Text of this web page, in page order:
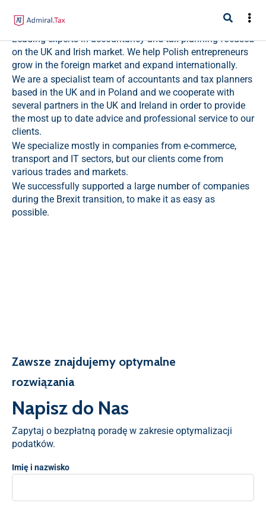
About us
Leading experts in accountancy and tax planning focused
on the UK and Irish market. We help Polish entrepreneurs
grow in the foreign market and expand internationally.
We are a specialist team of accountants and tax planners
based in the UK and in Poland and we cooperate with
several partners in the UK and Ireland in order to provide
the most up to date advice and professional service to our
clients.
We specialize mostly in companies from e-commerce,
transport and IT sectors, but our clients come from
various trades and markets.
We successfully supported a large number of companies
during the Brexit transition, to make it as easy as
possible.
Zawsze znajdujemy optymalne
rozwiązania
Napisz do Nas
Zapytaj o bezpłatną poradę w zakresie optymalizacji
podatków.
Imię i nazwisko